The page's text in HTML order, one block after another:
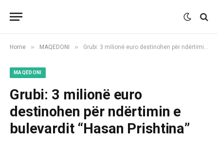
Home » MAQEDONI » Grubi: 3 milionë euro destinohen për ndërtimin e bulevardit “Hasan Prishtina”
MAQEDONI
Grubi: 3 milionë euro
destinohen për ndërtimin e
bulevardit “Hasan Prishtina”